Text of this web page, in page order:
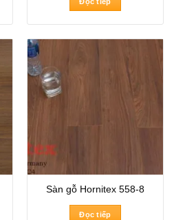
Sàn gỗ Hornitex 558-8
Đọc tiếp